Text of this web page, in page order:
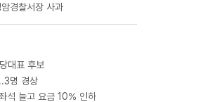
경찰서장 사과
대표 후보
명 경상
석 늘고 요금 10% 인하